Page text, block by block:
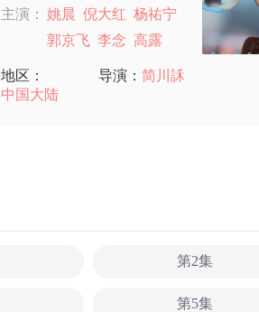
主演： 姚晨 倪大红 杨祐宁
郭京飞 李念 高露
地区：
中国大陆
导演： 简川訸
第2集
第5集